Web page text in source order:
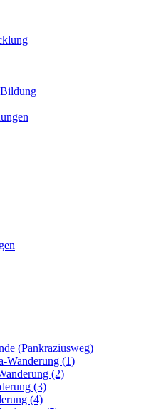
(Pankraziusweg)
Wanderung (1)
(2)
(3)
(4)